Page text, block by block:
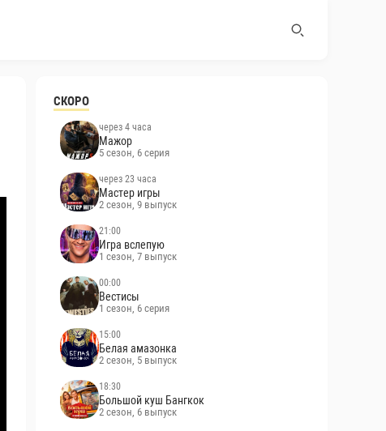
СКОРО
через 4 часа
Мажор
5 сезон, 6 серия
через 23 часа
Мастер игры
2 сезон, 9 выпуск
21:00
Игра вслепую
1 сезон, 7 выпуск
00:00
Вестисы
1 сезон, 6 серия
15:00
Белая амазонка
2 сезон, 5 выпуск
18:30
Большой куш Бангкок
2 сезон, 6 выпуск